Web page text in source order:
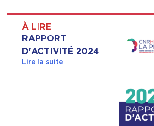
À LIRE
RAPPORT
D'ACTIVITÉ 2024
Lire la suite